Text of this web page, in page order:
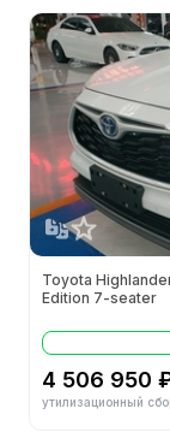
Toyota
Edition 7-seater
4 506 950
утилизационный